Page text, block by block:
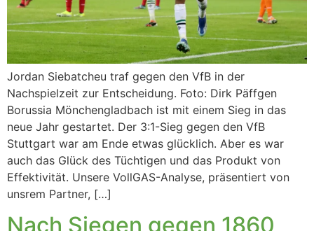
Jordan Siebatcheu traf gegen den VfB in der
Nachspielzeit zur Entscheidung. Foto: Dirk Päffgen
Borussia Mönchengladbach ist mit einem Sieg in das
neue Jahr gestartet. Der 3:1-Sieg gegen den VfB
Stuttgart war am Ende etwas glücklich. Aber es war
auch das Glück des Tüchtigen und das Produkt von
Effektivität. Unsere VollGAS-Analyse, präsentiert von
unsrem Partner, […]
Nach Siegen gegen 1860